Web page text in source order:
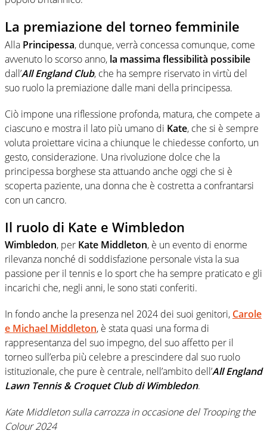
La premiazione del torneo femminile
Alla Principessa, dunque, verrà concessa comunque, come
avvenuto lo scorso anno, la massima flessibilità possibile
dall’All England Club, che ha sempre riservato in virtù del
suo ruolo la premiazione dalle mani della principessa.
Ciò impone una riflessione profonda, matura, che compete a
ciascuno e mostra il lato più umano di Kate, che si è sempre
voluta proiettare vicina a chiunque le chiedesse conforto, un
gesto, considerazione. Una rivoluzione dolce che la
principessa borghese sta attuando anche oggi che si è
scoperta paziente, una donna che è costretta a confrantarsi
con un cancro.
Il ruolo di Kate e Wimbledon
Wimbledon, per Kate Middleton, è un evento di enorme
rilevanza nonché di soddisfazione personale vista la sua
passione per il tennis e lo sport che ha sempre praticato e gli
incarichi che, negli anni, le sono stati conferiti.
In fondo anche la presenza nel 2024 dei suoi genitori, Carole
e Michael Middleton, è stata quasi una forma di
rappresentanza del suo impegno, del suo affetto per il
torneo sull’erba più celebre a prescindere dal suo ruolo
istituzionale, che pure è centrale, nell’ambito dell’All England
Lawn Tennis & Croquet Club di Wimbledon.
Kate Middleton sulla carrozza in occasione del Trooping the
Colour 2024